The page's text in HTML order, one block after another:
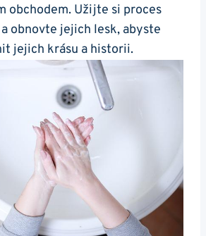
obchodem. Užijte si proces
obnovte jejich ⁤lesk, abyste
jejich krásu ⁢a historii.